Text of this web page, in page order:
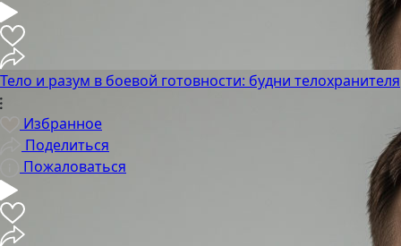
Тело и разум в боевой готовности: будни телохранителя
Избранное
Поделиться
Пожаловаться